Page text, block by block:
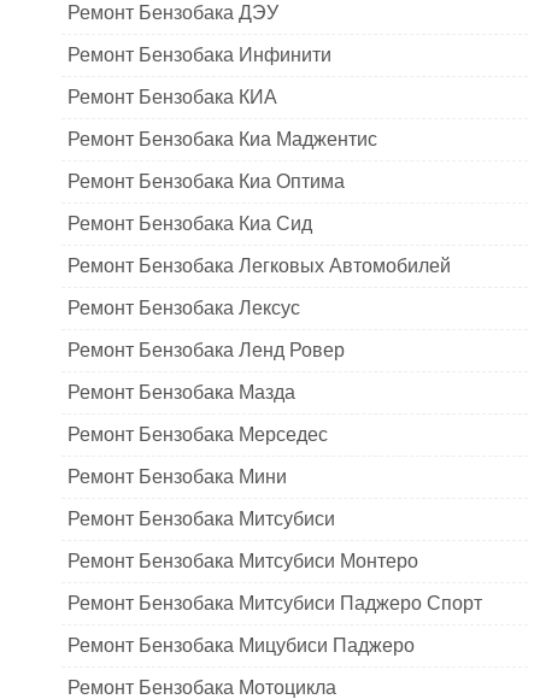
Ремонт Бензобака ДЭУ
Ремонт Бензобака Инфинити
Ремонт Бензобака КИА
Ремонт Бензобака Киа Маджентис
Ремонт Бензобака Киа Оптима
Ремонт Бензобака Киа Сид
Ремонт Бензобака Легковых Автомобилей
Ремонт Бензобака Лексус
Ремонт Бензобака Ленд Ровер
Ремонт Бензобака Мазда
Ремонт Бензобака Мерседес
Ремонт Бензобака Мини
Ремонт Бензобака Митсубиси
Ремонт Бензобака Митсубиси Монтеро
Ремонт Бензобака Митсубиси Паджеро Спорт
Ремонт Бензобака Мицубиси Паджеро
Ремонт Бензобака Мотоцикла